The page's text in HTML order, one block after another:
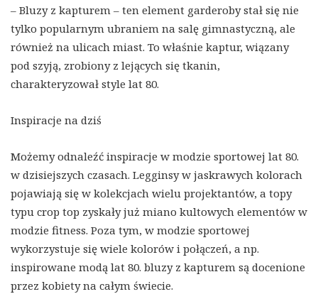
– Bluzy z kapturem – ten element garderoby stał się nie
tylko popularnym ubraniem na salę gimnastyczną, ale
również na ulicach miast. To właśnie kaptur, wiązany
pod szyją, zrobiony z lejących się tkanin,
charakteryzował style lat 80.
Inspiracje na dziś
Możemy odnaleźć inspiracje w modzie sportowej lat 80.
w dzisiejszych czasach. Legginsy w jaskrawych kolorach
pojawiają się w kolekcjach wielu projektantów, a topy
typu crop top zyskały już miano kultowych elementów w
modzie fitness. Poza tym, w modzie sportowej
wykorzystuje się wiele kolorów i połączeń, a np.
inspirowane modą lat 80. bluzy z kapturem są docenione
przez kobiety na całym świecie.